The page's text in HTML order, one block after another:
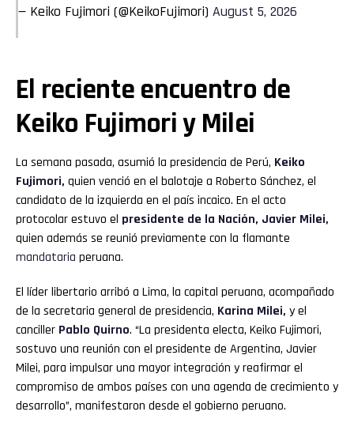
— Keiko Fujimori (@KeikoFujimori) August 5, 2026
El reciente encuentro de
Keiko Fujimori y Milei
La semana pasada, asumió la presidencia de Perú, Keiko
Fujimori, quien venció en el balotaje a Roberto Sánchez, el
candidato de la izquierda en el país incaico. En el acto
protocolar estuvo el presidente de la Nación, Javier Milei,
quien además se reunió previamente con la flamante
mandataria peruana.
El líder libertario arribó a Lima, la capital peruana, acompañado
de la secretaria general de presidencia, Karina Milei, y el
canciller Pablo Quirno. “La presidenta electa, Keiko Fujimori,
sostuvo una reunión con el presidente de Argentina, Javier
Milei, para impulsar una mayor integración y reafirmar el
compromiso de ambos países con una agenda de crecimiento y
desarrollo”, manifestaron desde el gobierno peruano.